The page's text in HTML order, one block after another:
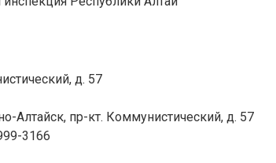
д. 57
Алтайск, пр-кт. Коммунистический, д. 57
3166